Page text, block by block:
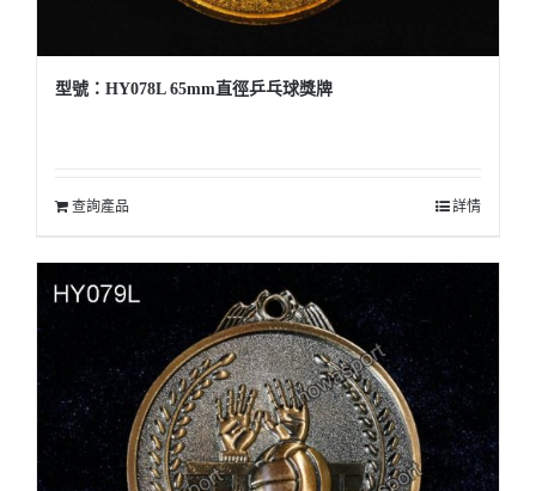
型號：HY078L 65mm直徑乒乓球獎牌
查詢產品 詳情